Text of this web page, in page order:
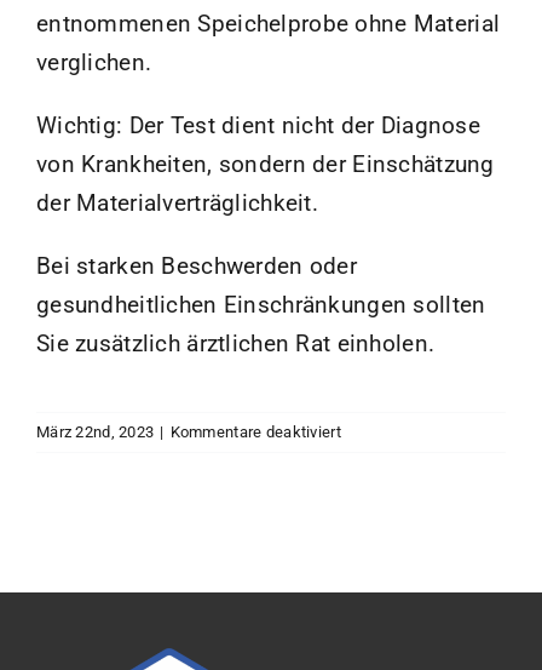
entnommenen Speichelprobe ohne Material
verglichen.
Wichtig: Der Test dient nicht der Diagnose
von Krankheiten, sondern der Einschätzung
der Materialverträglichkeit.
Bei starken Beschwerden oder
gesundheitlichen Einschränkungen sollten
Sie zusätzlich ärztlichen Rat einholen.
März 22nd, 2023 | Kommentare deaktiviertfür
Sallergo-